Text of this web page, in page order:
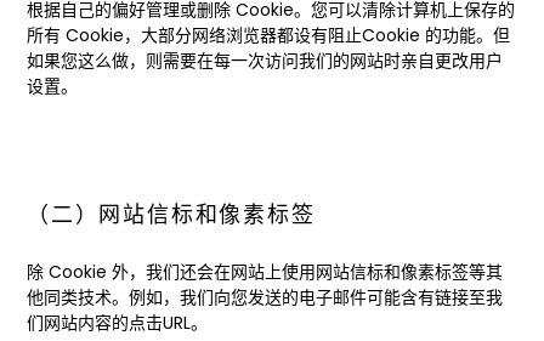
根据自己的偏好管理或删除 Cookie。您可以清除计算机上保存的
所有 Cookie，大部分网络浏览器都设有阻止Cookie 的功能。但
如果您这么做，则需要在每一次访问我们的网站时亲自更改用户
设置。
（二）网站信标和像素标签
除 Cookie 外，我们还会在网站上使用网站信标和像素标签等其
他同类技术。例如，我们向您发送的电子邮件可能含有链接至我
们网站内容的点击URL。